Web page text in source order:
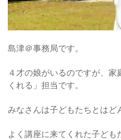
島津＠事務局です。
４才の娘がいるのですが、
くれる」担当です。
みなさんは子どもたちとはど
よく講座に来てくれた子ど